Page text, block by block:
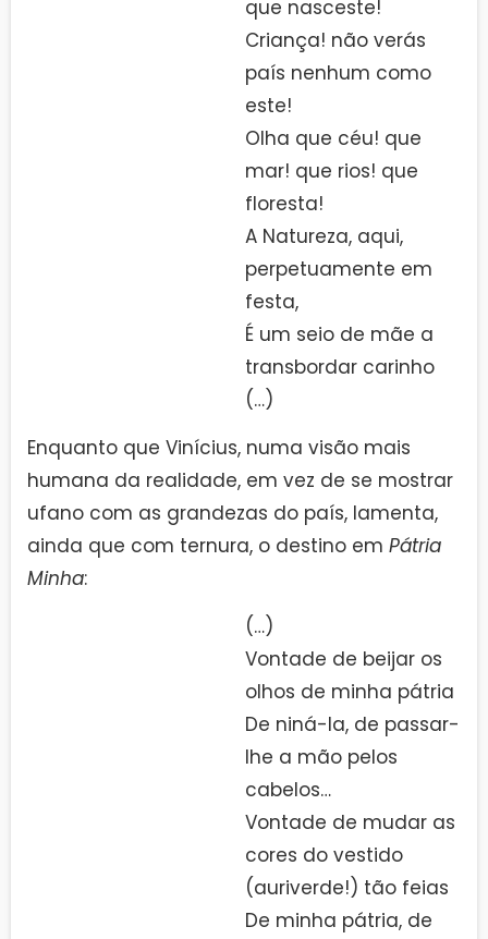
que nasceste!
Criança! não verás
país nenhum como
este!
Olha que céu! que
mar! que rios! que
floresta!
A Natureza, aqui,
perpetuamente em
festa,
É um seio de mãe a
transbordar carinho
(…)
Enquanto que Vinícius, numa visão mais
humana da realidade, em vez de se mostrar
ufano com as grandezas do país, lamenta,
ainda que com ternura, o destino em Pátria
Minha:
(…)
Vontade de beijar os
olhos de minha pátria
De niná-la, de passar-
lhe a mão pelos
cabelos…
Vontade de mudar as
cores do vestido
(auriverde!) tão feias
De minha pátria, de